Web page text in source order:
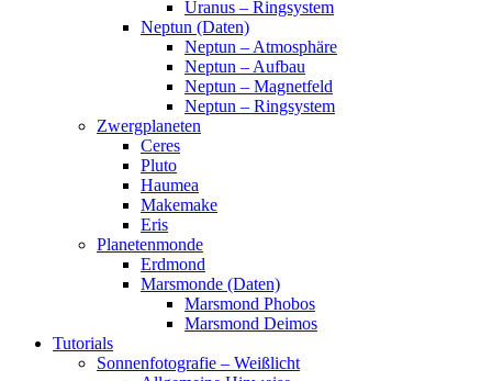
Uranus – Ringsystem
Neptun (Daten)
Neptun – Atmosphäre
Neptun – Aufbau
Neptun – Magnetfeld
Neptun – Ringsystem
Zwergplaneten
Ceres
Pluto
Haumea
Makemake
Eris
Planetenmonde
Erdmond
Marsmonde (Daten)
Marsmond Phobos
Marsmond Deimos
Tutorials
Sonnenfotografie – Weißlicht